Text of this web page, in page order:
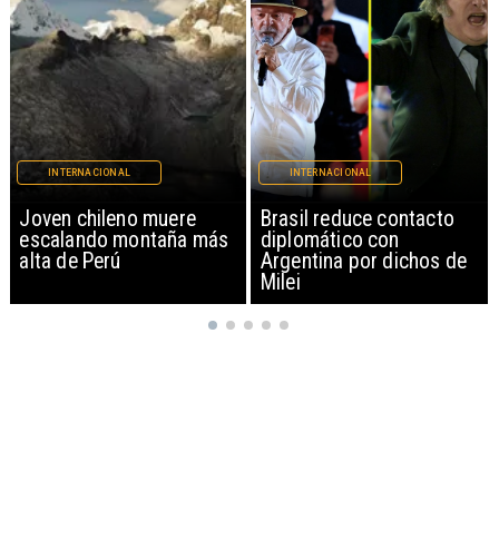
Brasil reduce contacto
diplomático con
Argentina por dichos de
INTERNACIONAL
China restringe
exportación de drones a
EEUU y sanciona
empresas
INTERNACIONAL